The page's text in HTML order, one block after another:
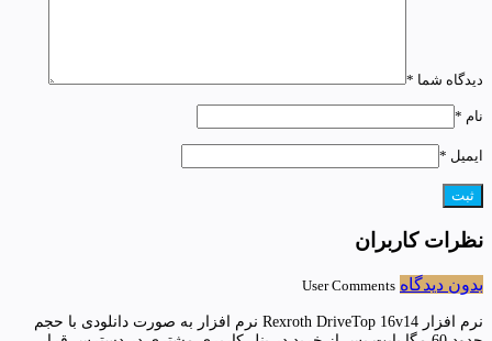
دیدگاه شما *
نام *
ایمیل *
نظرات کاربران
بدون دیدگاه User Comments
نرم افزار Rexroth DriveTop 16v14 نرم افزار به صورت دانلودی با حجم